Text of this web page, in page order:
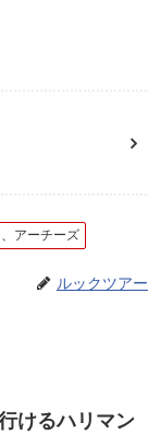
アーチーズ
ルックツアー
けるハリマン